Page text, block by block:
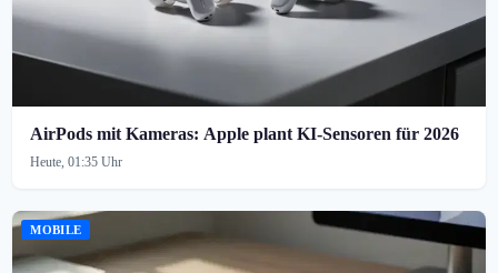
AirPods mit Kameras: Apple plant KI-Sensoren für 2026
Heute, 01:35 Uhr
MOBILE